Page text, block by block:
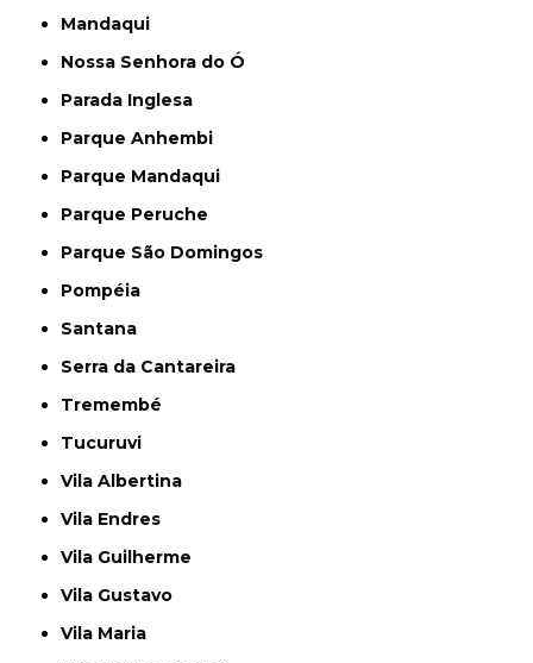
Mandaqui
Nossa Senhora do Ó
Parada Inglesa
Parque Anhembi
Parque Mandaqui
Parque Peruche
Parque São Domingos
Pompéia
Santana
Serra da Cantareira
Tremembé
Tucuruvi
Vila Albertina
Vila Endres
Vila Guilherme
Vila Gustavo
Vila Maria